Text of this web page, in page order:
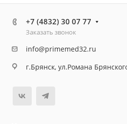
+7 (4832) 30 07 77
Заказать звонок
info@primemed32.ru
г.Брянск, ул.Романа